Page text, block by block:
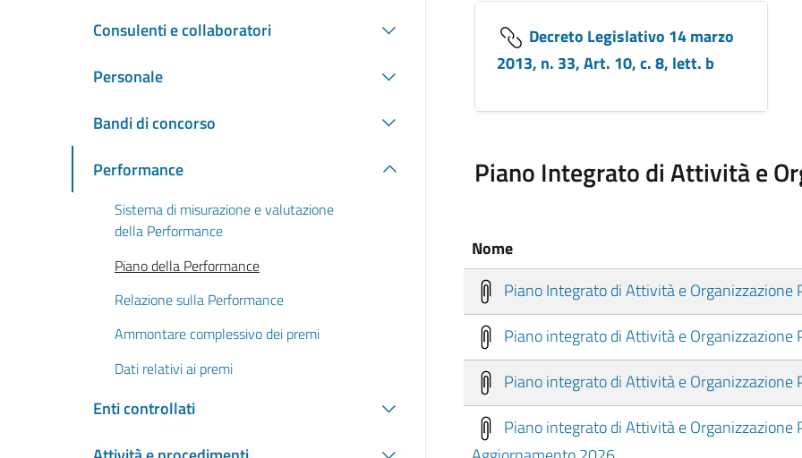
Consulenti e collaboratori
Personale
Bandi di concorso
Performance
Sistema di misurazione e valutazione
della Performance
Piano della Performance
Relazione sulla Performance
Ammontare complessivo dei premi
Dati relativi ai premi
Enti controllati
Decreto Legislativo 14 marzo
2013, n. 33, Art. 10, c. 8, lett. b
Piano Integrato di Attività e
Nome
Piano Integrato di Attività e
Piano integrato di Attività e
Piano integrato di Attività e
Piano integrato di Attività e